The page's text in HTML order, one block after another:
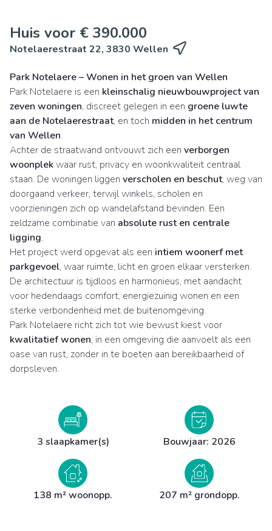
Huis voor € 390.000
Notelaerestraat 22, 3830 Wellen
Park Notelaere – Wonen in het groen van Wellen
Park Notelaere is een kleinschalig nieuwbouwproject van
zeven woningen, discreet gelegen in een groene luwte
aan de Notelaerestraat, en toch midden in het centrum
van Wellen.
Achter de straatwand ontvouwt zich een verborgen
woonplekwaar rust, privacy en woonkwaliteit centraal
staan. De woningen liggen verscholen en beschut, weg van
doorgaand verkeer, terwijl winkels, scholen en
voorzieningen zich op wandelafstand bevinden. Een
zeldzame combinatie van absolute rust en centrale
ligging.
Het project werd opgevat als een intiem woonerf met
parkgevoel, waar ruimte, licht en groen elkaar versterken.
De architectuur is tijdloos en harmonieus, met aandacht
voor hedendaags comfort, energiezuinig wonen en een
sterke verbondenheid met de buitenomgeving.
Park Notelaere richt zich tot wie bewust kiest voor
kwalitatief wonen, in een omgeving die aanvoelt als een
oase van rust, zonder in te boeten aan bereikbaarheid of
dorpsleven.
3 slaapkamer(s) Bouwjaar: 2026
138 m² woonopp. 207 m² grondopp.